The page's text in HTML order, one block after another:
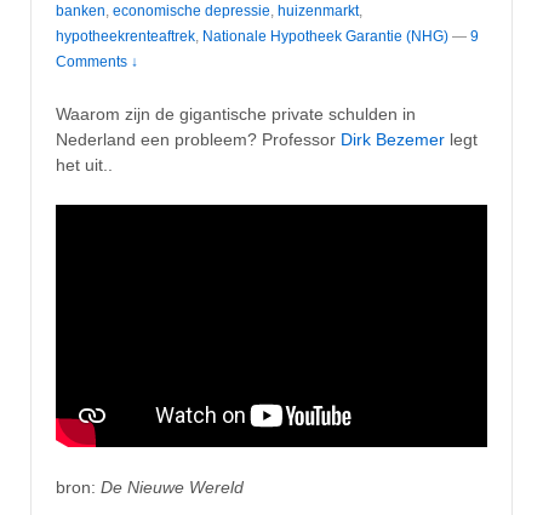
banken economische depressie huizenmarkt,
hypotheekrenteaftrek Nationale Hypotheek Garantie (NHG) — 9
Comments ↓
Waarom zijn de gigantische private schulden in
Nederland een probleem? Professor Dirk Bezemer legt
het uit..
bron: De Nieuwe Wereld